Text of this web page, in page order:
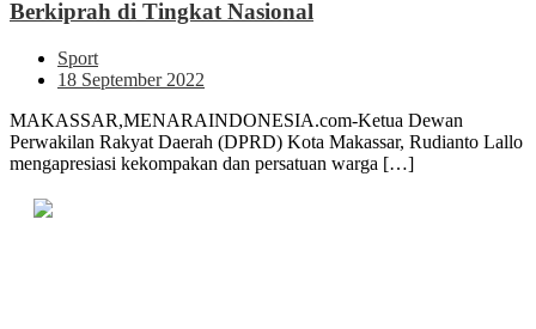
Berkiprah di Tingkat Nasional
Sport
18 September 2022
MAKASSAR,MENARAINDONESIA.com-Ketua Dewan
Perwakilan Rakyat Daerah (DPRD) Kota Makassar, Rudianto Lallo
mengapresiasi kekompakan dan persatuan warga […]